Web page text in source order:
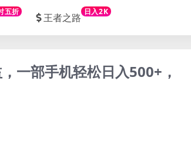
五折 王者之路 日入2K
一部手机轻松日入500+，